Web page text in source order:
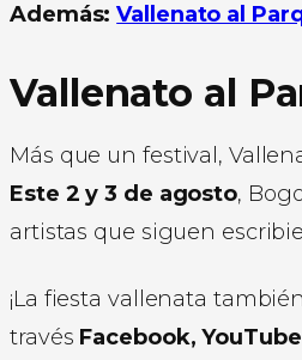
Además:Vallenato al
Vallenato al
Más que un festival,
Este 2 y 3 de agosto,
artistas que siguen
¡La fiesta vallenata
través Facebook,